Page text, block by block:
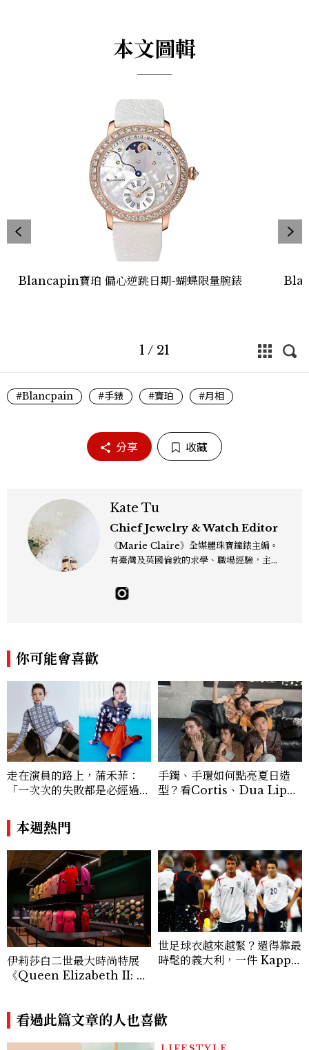
本文圖輯
Blancapin寶珀 偏心逆跳日期-蝴蝶限量腕錶
1 / 21
#Blancpain #手錶 #寶珀 #月相
分享 收藏
Kate Tu
Chief Jewelry & Watch Editor
《Marie Claire》全媒體珠寶鐘錶主編。
有臺灣及英國倫敦的求學、職場經驗，主修
佳人》編輯工作內容，包括錶展等國際活動
採訪、珠寶市場動態等專題，及視覺拍攝執
你可能會喜歡
走在演員的路上，蒲禾菲：
「一次次的失敗都是必經過
能做得好。」
手鐲、手環如何點亮夏日造
型？看Cortis、Dua Lip的
本週熱門
伊莉莎白二世最大時尚特展
《Queen Elizabeth II: H
加冕禮服一次看
世足球衣越來越緊？還得靠最
時髦的義大利，一件 Kappa
看過此篇文章的人也喜歡